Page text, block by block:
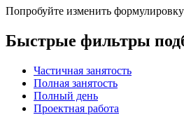
Попробуйте изменить
Быстрые фильтры
Частичная занятость
Полная занятость
Полный день
Проектная работа